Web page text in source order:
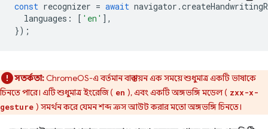
const recognizer = await navigator .
languages : [ 'en' ],
});
সতর্কতা:ChromeOS-এ বর্তমান বাস্তবায়ন এক সময়ে শুধুমাত্র একটি ভাষাকে
চিনতে পারে। এটি শুধুমাত্র ইংরেজি ( en ), এবং একটি অঙ্গভঙ্গি মডেল ( zxx-x-
gesture ) সমর্থন করে যেমন শব্দ ক্রস আউট করার মতো অঙ্গভঙ্গি চিনতে।